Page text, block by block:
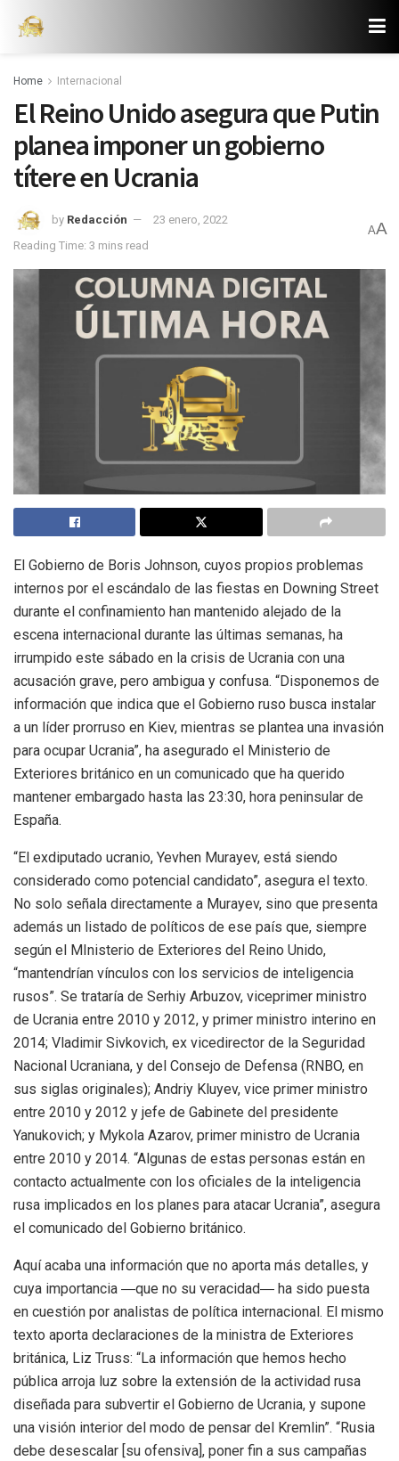
Home Internacional
El Reino Unido asegura que Putin
planea imponer un gobierno
títere en Ucrania
by Redacción
23 enero, 2022
Reading Time: 3 mins read
AA
El Gobierno de Boris Johnson, cuyos propios problemas
internos por el escándalo de las fiestas en Downing Street
durante el confinamiento han mantenido alejado de la
escena internacional durante las últimas semanas, ha
irrumpido este sábado en la crisis de Ucrania con una
acusación grave, pero ambigua y confusa. “Disponemos de
información que indica que el Gobierno ruso busca instalar
a un líder prorruso en Kiev, mientras se plantea una invasión
para ocupar Ucrania”, ha asegurado el Ministerio de
Exteriores británico en un comunicado que ha querido
mantener embargado hasta las 23:30, hora peninsular de
España.
“El exdiputado ucranio, Yevhen Murayev, está siendo
considerado como potencial candidato”, asegura el texto.
No solo señala directamente a Murayev, sino que presenta
además un listado de políticos de ese país que, siempre
según el MInisterio de Exteriores del Reino Unido,
“mantendrían vínculos con los servicios de inteligencia
rusos”. Se trataría de Serhiy Arbuzov, viceprimer ministro
de Ucrania entre 2010 y 2012, y primer ministro interino en
2014; Vladimir Sivkovich, ex vicedirector de la Seguridad
Nacional Ucraniana, y del Consejo de Defensa (RNBO, en
sus siglas originales); Andriy Kluyev, vice primer ministro
entre 2010 y 2012 y jefe de Gabinete del presidente
Yanukovich; y Mykola Azarov, primer ministro de Ucrania
entre 2010 y 2014. “Algunas de estas personas están en
contacto actualmente con los oficiales de la inteligencia
rusa implicados en los planes para atacar Ucrania”, asegura
el comunicado del Gobierno británico.
Aquí acaba una información que no aporta más detalles, y
cuya importancia ―que no su veracidad― ha sido puesta
en cuestión por analistas de política internacional. El mismo
texto aporta declaraciones de la ministra de Exteriores
británica, Liz Truss: “La información que hemos hecho
pública arroja luz sobre la extensión de la actividad rusa
diseñada para subvertir el Gobierno de Ucrania, y supone
una visión interior del modo de pensar del Kremlin”. “Rusia
debe desescalar [su ofensiva], poner fin a sus campañas